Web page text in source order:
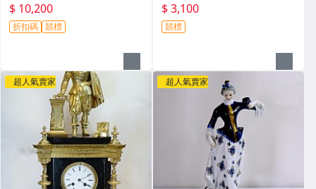
$ 10,200
折扣碼 競標
$ 3,100
競標
超人氣賣家 超人氣賣家